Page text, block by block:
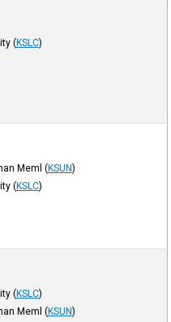
(KSLC)
Meml (KSUN)
(KSLC)
(KSLC)
Meml (KSUN)